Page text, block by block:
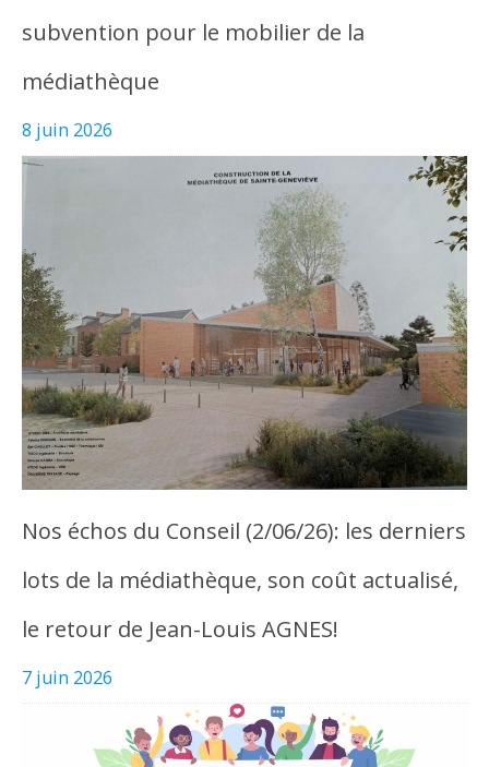
subvention pour le mobilier de la
médiathèque
8 juin 2026
Nos échos du Conseil (2/06/26): les derniers
lots de la médiathèque, son coût actualisé,
le retour de Jean-Louis AGNES!
7 juin 2026